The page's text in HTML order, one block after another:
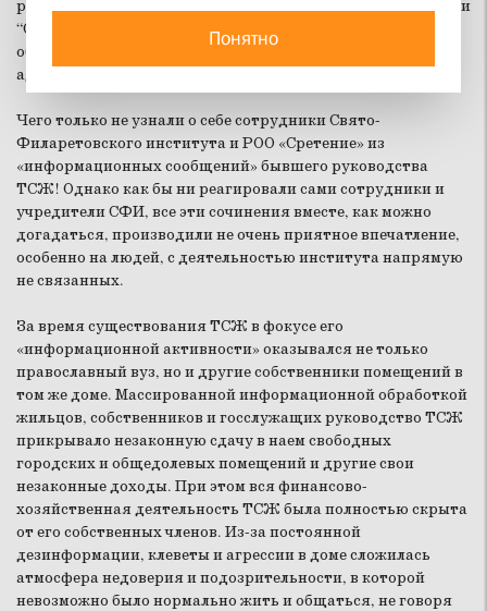
разной форме: от смешных баек вроде того, что «работники
“Сретенья” сломали детскую площадку», до оголтелых
обвинений в криминальной деятельности и «угрозах в
адрес проживающих в доме граждан».
Чего только не узнали о себе сотрудники Свято-
Филаретовского института и РОО «Сретение» из
«информационных сообщений» бывшего руководства
ТСЖ! Однако как бы ни реагировали сами сотрудники и
учредители СФИ, все эти сочинения вместе, как можно
догадаться, производили не очень приятное впечатление,
особенно на людей, с деятельностью института напрямую
не связанных.
За время существования ТСЖ в фокусе его
«информационной активности» оказывался не только
православный вуз, но и другие собственники помещений в
том же доме. Массированной информационной обработкой
жильцов, собственников и госслужащих руководство ТСЖ
прикрывало незаконную сдачу в наем свободных
городских и общедолевых помещений и другие свои
незаконные доходы. При этом вся финансово-
хозяйственная деятельность ТСЖ была полностью скрыта
от его собственных членов. Из-за постоянной
дезинформации, клеветы и агрессии в доме сложилась
атмосфера недоверия и подозрительности, в которой
невозможно было нормально жить и общаться, не говоря
Понятно